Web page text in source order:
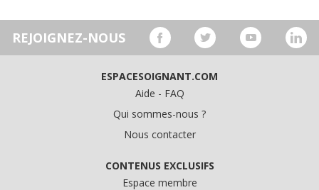
REJOIGNEZ-NOUS
ESPACESOIGNANT.COM
Aide - FAQ
Qui sommes-nous ?
Nous contacter
CONTENUS EXCLUSIFS
Espace membre